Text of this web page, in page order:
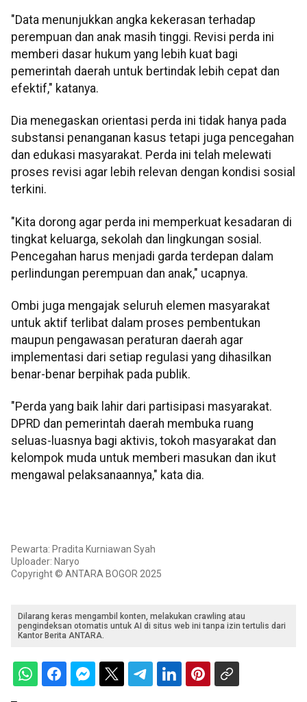
"Data menunjukkan angka kekerasan terhadap
perempuan dan anak masih tinggi. Revisi perda ini
memberi dasar hukum yang lebih kuat bagi
pemerintah daerah untuk bertindak lebih cepat dan
efektif," katanya.
Dia menegaskan orientasi perda ini tidak hanya pada
substansi penanganan kasus tetapi juga pencegahan
dan edukasi masyarakat. Perda ini telah melewati
proses revisi agar lebih relevan dengan kondisi sosial
terkini.
"Kita dorong agar perda ini memperkuat kesadaran di
tingkat keluarga, sekolah dan lingkungan sosial.
Pencegahan harus menjadi garda terdepan dalam
perlindungan perempuan dan anak," ucapnya.
Ombi juga mengajak seluruh elemen masyarakat
untuk aktif terlibat dalam proses pembentukan
maupun pengawasan peraturan daerah agar
implementasi dari setiap regulasi yang dihasilkan
benar-benar berpihak pada publik.
"Perda yang baik lahir dari partisipasi masyarakat.
DPRD dan pemerintah daerah membuka ruang
seluas-luasnya bagi aktivis, tokoh masyarakat dan
kelompok muda untuk memberi masukan dan ikut
mengawal pelaksanaannya," kata dia.
Pewarta: Pradita Kurniawan Syah
Uploader: Naryo
Copyright © ANTARA BOGOR 2025
Dilarang keras mengambil konten, melakukan crawling atau
pengindeksan otomatis untuk AI di situs web ini tanpa izin tertulis dari
Kantor Berita ANTARA.